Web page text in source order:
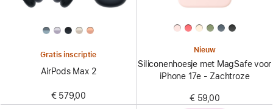
Gratis inscriptie
AirPods Max 2
€ 579,00
Nieuw
Siliconenhoesje met MagSafe voor
iPhone 17e - Zachtroze
€ 59,00